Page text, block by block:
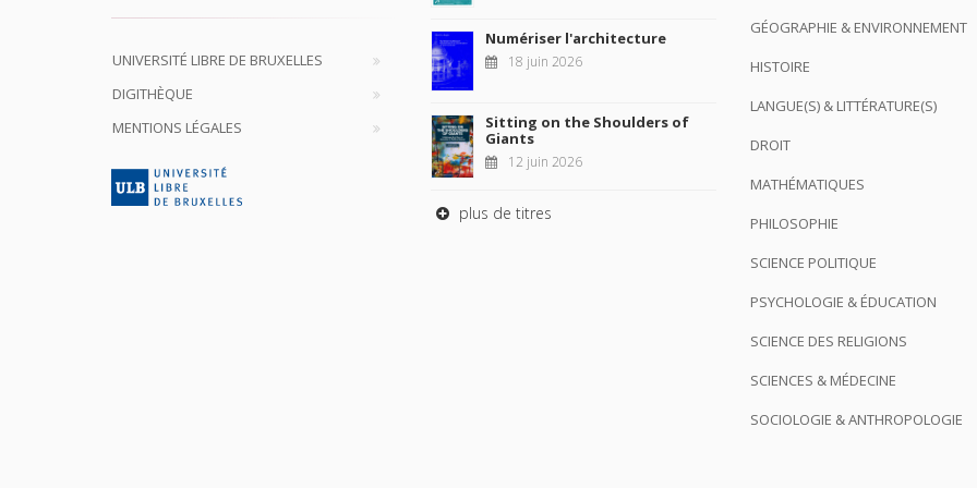
UNIVERSITÉ LIBRE DE BRUXELLES
DIGITHÈQUE
MENTIONS LÉGALES
Numériser l'architecture
18 juin 2026
Sitting on the Shoulders of
Giants
12 juin 2026
plus de titres
GÉOGRAPHIE & ENVIRONNEMENT
HISTOIRE
LANGUE(S) & LITTÉRATURE(S)
DROIT
MATHÉMATIQUES
PHILOSOPHIE
SCIENCE POLITIQUE
PSYCHOLOGIE & ÉDUCATION
SCIENCE DES RELIGIONS
SCIENCES & MÉDECINE
SOCIOLOGIE & ANTHROPOLOGIE